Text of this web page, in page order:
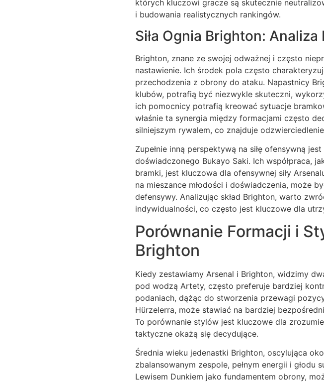
których kluczowi gracze są skutecznie
i budowania realistycznych rankingów.
Siła Ognia Brighton:
Brighton, znane ze swojej odważnej i często
nastawienie. Ich środek pola często
przechodzenia z obrony do ataku. Napastnicy
klubów, potrafią być niezwykle skuteczni,
ich pomocnicy potrafią kreować sytuacje
właśnie ta synergia między formacjami często
silniejszym rywalem, co znajduje
Zupełnie inną perspektywą na siłę ofensywną
doświadczonego Bukayo Saki. Ich współpraca,
bramki, jest kluczowa dla ofensywnej siły
na mieszance młodości i doświadczenia, może
defensywy. Analizując skład Brighton, warto
indywidualności, co często jest kluczowe dla
Porównanie Formacji i
Brighton
Kiedy zestawiamy Arsenal i Brighton, widzimy
pod wodzą Artety, często preferuje bardziej
podaniach, dążąc do stworzenia przewagi
Hürzelerra, może stawiać na bardziej
To porównanie stylów jest kluczowe dla
taktyczne okażą się decydujące.
Średnia wieku jedenastki Brighton, oscylująca
zbalansowanym zespole, pełnym energii i głodu
Lewisem Dunkiem jako fundamentem obrony,